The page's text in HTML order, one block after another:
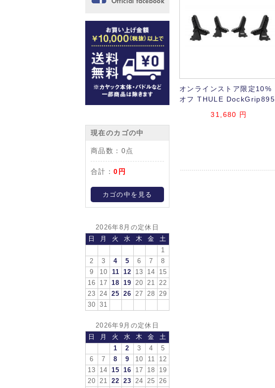
現在のカゴの中
商品数： 0点
合計：0円
カゴの中を見る
2026年8月の定休日
日
月 火 水 木 金
土
1
2
3 4 5 6 7
8
9
10 11 12 13 14
15
16
17 18 19 20 21
22
23
24 25 26 27 28
29
30
31
2026年9月の定休日
日
月 火 水 木 金
土
1
2 3 4
5
6
7 8 9 10 11
12
13
14 15 16 17 18
19
20
21 22 23 24 25
26
オンラインストア限定10%
オフ THULE DockGrip895
31,680 円